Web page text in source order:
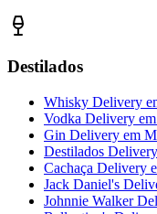
Destilados
Whisky Delivery
Vodka Delivery em
Gin Delivery em
Destilados Delivery
Cachaça Delivery
Jack Daniel's
Johnnie Walker